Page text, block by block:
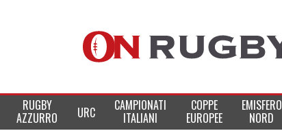
RUGBY
AZZURRO URC CAMPIONATI
ITALIANI
COPPE
EUROPEE
EMISFERO
NORD